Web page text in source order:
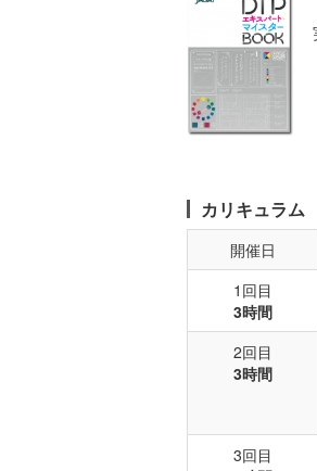
カリキュラム
開催日
1回目
3時間
2回目
3時間
3回目